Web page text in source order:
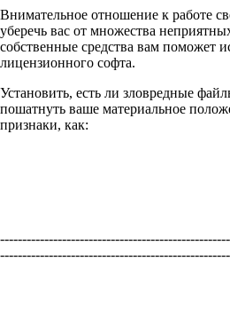
Внимательное отношение к работе
уберечь вас от множества
собственные средства вам поможет
лицензионного софта.
Установить, есть ли зловредные
пошатнуть ваше материальное
признаки, как: